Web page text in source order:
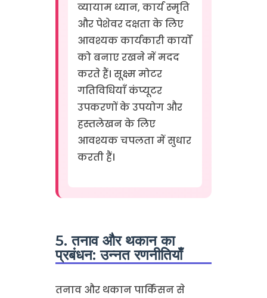
व्यायाम ध्यान, कार्य स्मृति
और पेशेवर दक्षता के लिए
आवश्यक कार्यकारी कार्यों
को बनाए रखने में मदद
करते हैं। सूक्ष्म मोटर
गतिविधियाँ कंप्यूटर
उपकरणों के उपयोग और
हस्तलेखन के लिए
आवश्यक चपलता में सुधार
करती हैं।
5. तनाव और थकान का
प्रबंधन: उन्नत रणनीतियाँ
तनाव और थकान पार्किंसन से